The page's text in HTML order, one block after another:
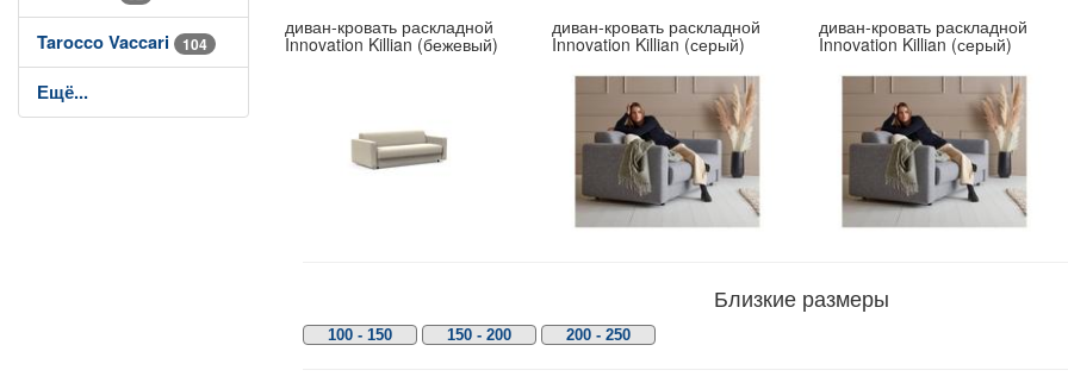
Tarocco Vaccari 104
Ещё...
диван-кровать раскладной
Innovation Killian (бежевый)
диван-кровать раскладной
Innovation Killian (серый)
диван-кровать раскладной
Innovation Killian (серый)
Близкие размеры
100 - 150 150 - 200 200 - 250